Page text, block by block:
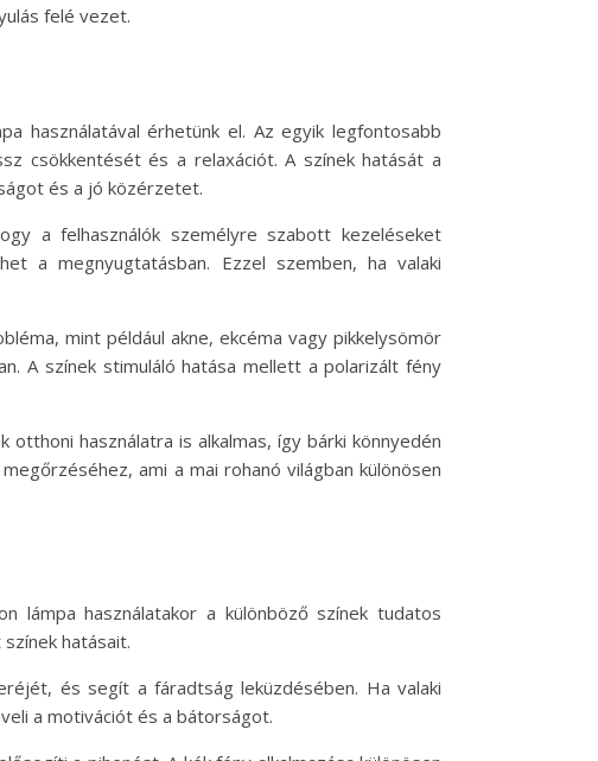
felé vezet.
használatával érhetünk el. Az egyik legfontosabb
csökkentését és a relaxációt. A színek hatását a
és a jó közérzetet.
a felhasználók személyre szabott kezeléseket
a megnyugtatásban. Ezzel szemben, ha valaki
mint például akne, ekcéma vagy pikkelysömör
A színek stimuláló hatása mellett a polarizált fény
használatra is alkalmas, így bárki könnyedén
ami a mai rohanó világban különösen
lámpa használatakor a különböző színek tudatos
hatásait.
és segít a fáradtság leküzdésében. Ha valaki
a motivációt és a bátorságot.